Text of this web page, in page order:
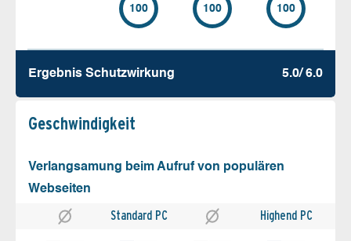
100 100 100
Ergebnis Schutz­wirkung 5.0/ 6.0
Geschw­indigkeit
Verlangsamung beim Aufruf von populären
Webseiten
Standard PC Highend PC